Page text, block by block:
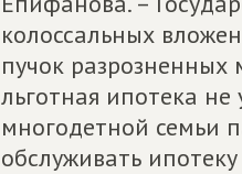
колоссальных
пучок
льготная ипотека
многодетной семьи
обслуживать